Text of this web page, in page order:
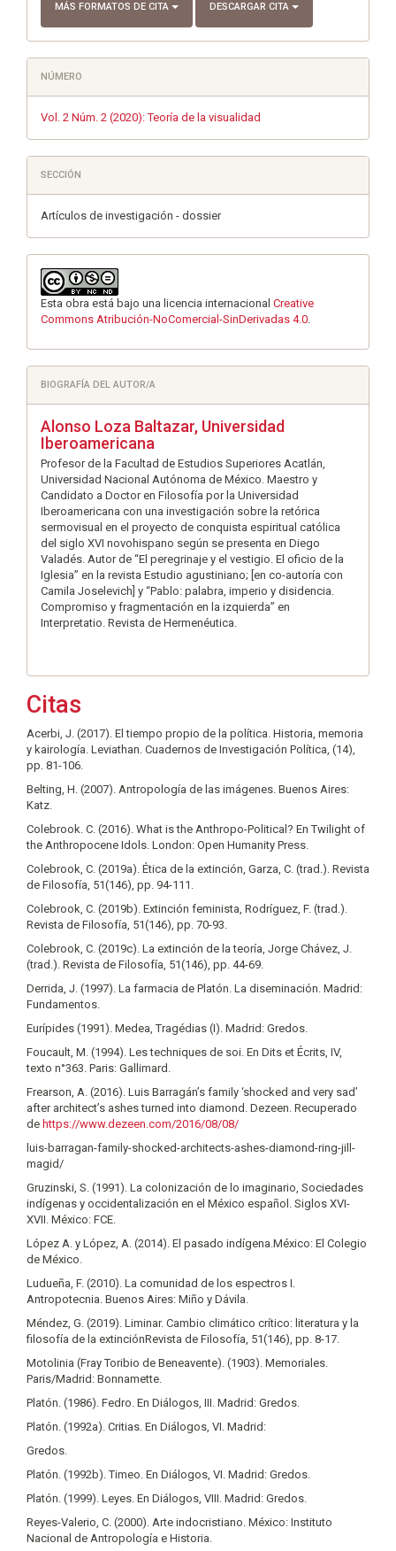
MÁS FORMATOS DE CITA DESCARGAR CITA
NÚMERO
Vol. 2 Núm. 2 (2020): Teoría de la visualidad
SECCIÓN
Artículos de investigación - dossier
Esta obra está bajo una licencia internacional Creative
Commons Atribución-NoComercial-SinDerivadas 4.0.
BIOGRAFÍA DEL AUTOR/A
Alonso Loza Baltazar, Universidad
Iberoamericana
Profesor de la Facultad de Estudios Superiores Acatlán,
Universidad Nacional Autónoma de México. Maestro y
Candidato a Doctor en Filosofía por la Universidad
Iberoamericana con una investigación sobre la retórica
sermovisual en el proyecto de conquista espiritual católica
del siglo XVI novohispano según se presenta en Diego
Valadés. Autor de “El peregrinaje y el vestigio. El oficio de la
Iglesia” en la revista Estudio agustiniano; [en co-autoría con
Camila Joselevich] y “Pablo: palabra, imperio y disidencia.
Compromiso y fragmentación en la izquierda” en
Interpretatio. Revista de Hermenéutica.
Citas
Acerbi, J. (2017). El tiempo propio de la política. Historia, memoria
y kairología. Leviathan. Cuadernos de Investigación Política, (14),
pp. 81-106.
Belting, H. (2007). Antropología de las imágenes. Buenos Aires:
Katz.
Colebrook. C. (2016). What is the Anthropo-Political? En Twilight of
the Anthropocene Idols. London: Open Humanity Press.
Colebrook, C. (2019a). Ética de la extinción, Garza, C. (trad.). Revista
de Filosofía, 51(146), pp. 94-111.
Colebrook, C. (2019b). Extinción feminista, Rodríguez, F. (trad.).
Revista de Filosofía, 51(146), pp. 70-93.
Colebrook, C. (2019c). La extinción de la teoría, Jorge Chávez, J.
(trad.). Revista de Filosofía, 51(146), pp. 44-69.
Derrida, J. (1997). La farmacia de Platón. La diseminación. Madrid:
Fundamentos.
Eurípides (1991). Medea, Tragédias (I). Madrid: Gredos.
Foucault, M. (1994). Les techniques de soi. En Dits et Écrits, IV,
texto n°363. Paris: Gallimard.
Frearson, A. (2016). Luis Barragán’s family ‘shocked and very sad’
after architect’s ashes turned into diamond. Dezeen. Recuperado
de https://www.dezeen.com/2016/08/08/
luis-barragan-family-shocked-architects-ashes-diamond-ring-jill-
magid/
Gruzinski, S. (1991). La colonización de lo imaginario, Sociedades
indígenas y occidentalización en el México español. Siglos XVI-
XVII. México: FCE.
López A. y López, A. (2014). El pasado indígena.México: El Colegio
de México.
Ludueña, F. (2010). La comunidad de los espectros I.
Antropotecnia. Buenos Aires: Miño y Dávila.
Méndez, G. (2019). Liminar. Cambio climático crítico: literatura y la
filosofía de la extinciónRevista de Filosofía, 51(146), pp. 8-17.
Motolinia (Fray Toribio de Beneavente). (1903). Memoriales.
Paris/Madrid: Bonnamette.
Platón. (1986). Fedro. En Diálogos, III. Madrid: Gredos.
Platón. (1992a). Critias. En Diálogos, VI. Madrid:
Gredos.
Platón. (1992b). Timeo. En Diálogos, VI. Madrid: Gredos.
Platón. (1999). Leyes. En Diálogos, VIII. Madrid: Gredos.
Reyes-Valerio, C. (2000). Arte indocristiano. México: Instituto
Nacional de Antropología e Historia.